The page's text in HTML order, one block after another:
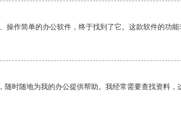
操作简单的办公软件，终于找到了它。这款软件的功
随时随地为我的办公提供帮助。我经常需要查找资料，